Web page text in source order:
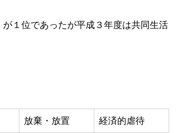
１位であったが平成３年度は共同生活
放棄・放置 経済的虐待